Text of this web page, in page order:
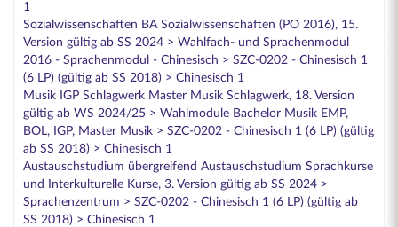
1
Sozialwissenschaften BA Sozialwissenschaften (PO 2016), 15.
Version gültig ab SS 2024 > Wahlfach- und Sprachenmodul
2016 - Sprachenmodul - Chinesisch > SZC-0202 - Chinesisch 1
(6 LP) (gültig ab SS 2018) > Chinesisch 1
Musik IGP Schlagwerk Master Musik Schlagwerk, 18. Version
gültig ab WS 2024/25 > Wahlmodule Bachelor Musik EMP,
BOL, IGP, Master Musik > SZC-0202 - Chinesisch 1 (6 LP) (gültig
ab SS 2018) > Chinesisch 1
Austauschstudium übergreifend Austauschstudium Sprachkurse
und Interkulturelle Kurse, 3. Version gültig ab SS 2024 >
Sprachenzentrum > SZC-0202 - Chinesisch 1 (6 LP) (gültig ab
SS 2018) > Chinesisch 1